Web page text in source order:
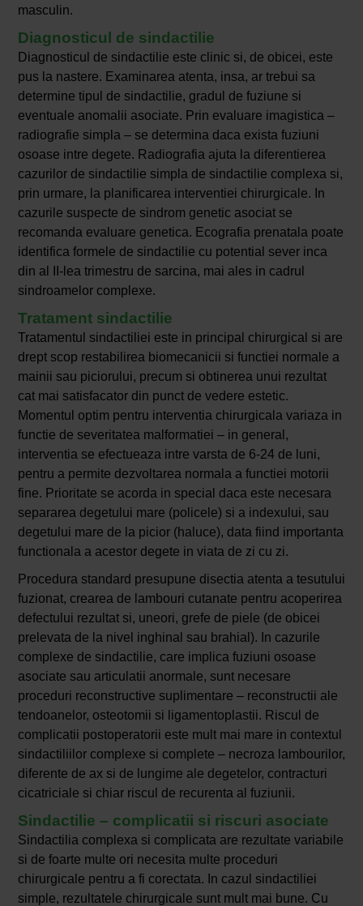
masculin.
Diagnosticul de sindactilie
Diagnosticul de sindactilie este clinic si, de obicei, este
pus la nastere. Examinarea atenta, insa, ar trebui sa
determine tipul de sindactilie, gradul de fuziune si
eventuale anomalii asociate. Prin evaluare imagistica –
radiografie simpla – se determina daca exista fuziuni
osoase intre degete. Radiografia ajuta la diferentierea
cazurilor de sindactilie simpla de sindactilie complexa si,
prin urmare, la planificarea interventiei chirurgicale. In
cazurile suspecte de sindrom genetic asociat se
recomanda evaluare genetica. Ecografia prenatala poate
identifica formele de sindactilie cu potential sever inca
din al II-lea trimestru de sarcina, mai ales in cadrul
sindroamelor complexe.
Tratament sindactilie
Tratamentul sindactiliei este in principal chirurgical si are
drept scop restabilirea biomecanicii si functiei normale a
mainii sau piciorului, precum si obtinerea unui rezultat
cat mai satisfacator din punct de vedere estetic.
Momentul optim pentru interventia chirurgicala variaza in
functie de severitatea malformatiei – in general,
interventia se efectueaza intre varsta de 6-24 de luni,
pentru a permite dezvoltarea normala a functiei motorii
fine. Prioritate se acorda in special daca este necesara
separarea degetului mare (policele) si a indexului, sau
degetului mare de la picior (haluce), data fiind importanta
functionala a acestor degete in viata de zi cu zi.
Procedura standard presupune disectia atenta a tesutului
fuzionat, crearea de lambouri cutanate pentru acoperirea
defectului rezultat si, uneori, grefe de piele (de obicei
prelevata de la nivel inghinal sau brahial). In cazurile
complexe de sindactilie, care implica fuziuni osoase
asociate sau articulatii anormale, sunt necesare
proceduri reconstructive suplimentare – reconstructii ale
tendoanelor, osteotomii si ligamentoplastii. Riscul de
complicatii postoperatorii este mult mai mare in contextul
sindactiliilor complexe si complete – necroza lambourilor,
diferente de ax si de lungime ale degetelor, contracturi
cicatriciale si chiar riscul de recurenta al fuziunii.
Sindactilie – complicatii si riscuri asociate
Sindactilia complexa si complicata are rezultate variabile
si de foarte multe ori necesita multe proceduri
chirurgicale pentru a fi corectata. In cazul sindactiliei
simple, rezultatele chirurgicale sunt mult mai bune. Cu